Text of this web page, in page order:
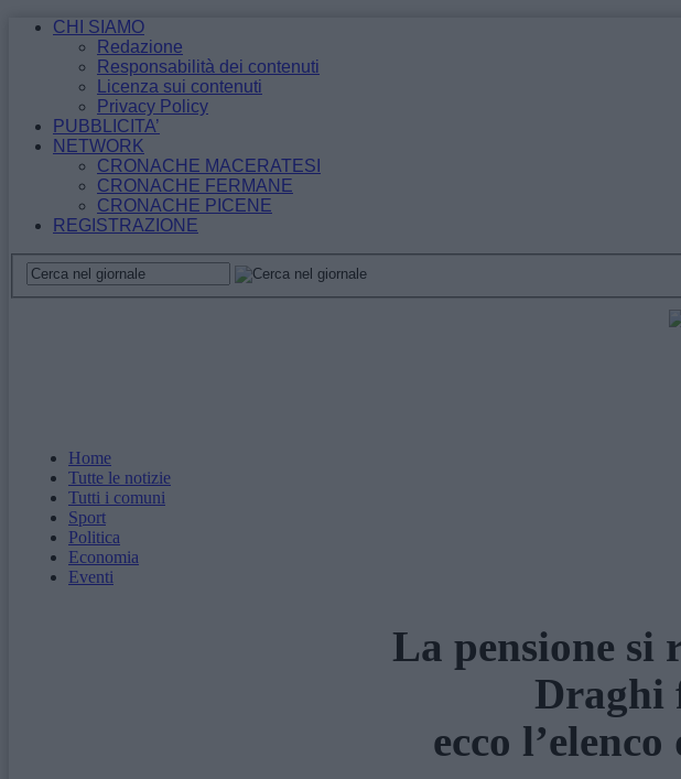
CHI SIAMO
Redazione
Responsabilità dei contenuti
Licenza sui contenuti
Privacy Policy
PUBBLICITA’
NETWORK
CRONACHE MACERATESI
CRONACHE FERMANE
CRONACHE PICENE
REGISTRAZIONE
Home
Tutte le notizie
Tutti i comuni
Sport
Politica
Economia
Eventi
La pensione si
Draghi
ecco